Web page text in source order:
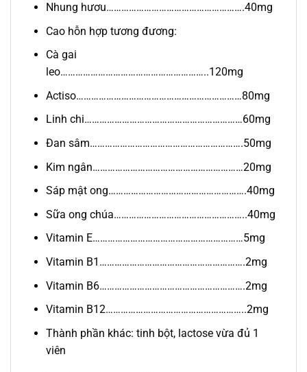
Nhung hươu……………………………………………….40mg
Cao hỗn hợp tương đương:
Cà gai
leo…………………………………………………..120mg
Actiso…………………………………………………………80mg
Linh chi………………………………………………………60mg
Đan sâm…………………………………………………….50mg
Kim ngân……………………………………………………20mg
Sáp mật ong……………………………………………….40mg
Sữa ong chúa……………………………………………..40mg
Vitamin E……………………………………………………5mg
Vitamin B1………………………………………………….2mg
Vitamin B6………………………………………………….2mg
Vitamin B12………………………………………………..2mg
Thành phần khác: tinh bột, lactose vừa đủ 1
viên